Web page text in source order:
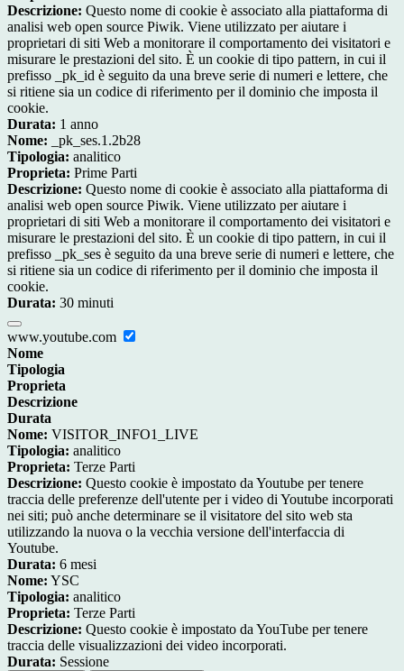
Descrizione: Questo nome di cookie è associato alla piattaforma di
analisi web open source Piwik. Viene utilizzato per aiutare i
proprietari di siti Web a monitorare il comportamento dei visitatori e
misurare le prestazioni del sito. È un cookie di tipo pattern, in cui il
prefisso _pk_id è seguito da una breve serie di numeri e lettere, che
si ritiene sia un codice di riferimento per il dominio che imposta il
cookie.
Durata: 1 anno
Nome: _pk_ses.1.2b28
Tipologia: analitico
Proprieta: Prime Parti
Descrizione: Questo nome di cookie è associato alla piattaforma di
analisi web open source Piwik. Viene utilizzato per aiutare i
proprietari di siti Web a monitorare il comportamento dei visitatori e
misurare le prestazioni del sito. È un cookie di tipo pattern, in cui il
prefisso _pk_ses è seguito da una breve serie di numeri e lettere, che
si ritiene sia un codice di riferimento per il dominio che imposta il
cookie.
Durata: 30 minuti
www.youtube.com
Nome
Tipologia
Proprieta
Descrizione
Durata
Nome: VISITOR_INFO1_LIVE
Tipologia: analitico
Proprieta: Terze Parti
Descrizione: Questo cookie è impostato da Youtube per tenere
traccia delle preferenze dell'utente per i video di Youtube incorporati
nei siti; può anche determinare se il visitatore del sito web sta
utilizzando la nuova o la vecchia versione dell'interfaccia di
Youtube.
Durata: 6 mesi
Nome: YSC
Tipologia: analitico
Proprieta: Terze Parti
Descrizione: Questo cookie è impostato da YouTube per tenere
traccia delle visualizzazioni dei video incorporati.
Durata: Sessione